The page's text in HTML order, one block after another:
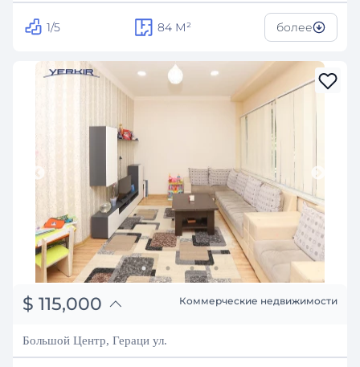
1/5 84 М² более
$ 115,000
֏ 44,850,000
₽ 10,406,032
Коммерческие недвижимости
Большой Центр, Гераци ул.